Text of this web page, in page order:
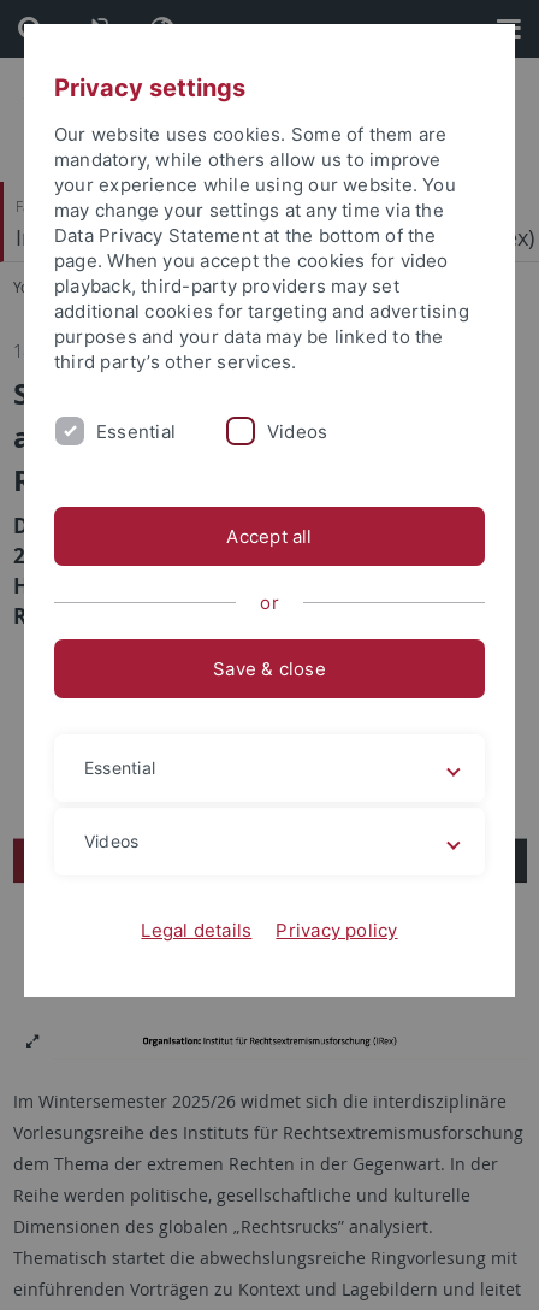
Skip
to
content
Skip
to
footer
Faculty of Economics and Social Sciences
Institute for Research on Far Right Extremism (IRex)
You are here: Home ... Research on Far Right Extremism
18.09.2025
Studium Generale: Extreme Rechte
auf dem Vormarsch – Analysen,
Reaktionen, Gegenwind
Die Vorlesungen finden im Wintersemester
2025/26 dienstags um 19 Uhr c.t. im Kupferbau,
Hörsaal 25 organisiert vom Institut für
Rechtsextremismusforschung (IRex) statt.
Im Wintersemester 2025/26 widmet sich die interdisziplinäre
Vorlesungsreihe des Instituts für Rechtsextremismusforschung
dem Thema der extremen Rechten in der Gegenwart. In der
Reihe werden politische, gesellschaftliche und kulturelle
Dimensionen des globalen „Rechtsrucks” analysiert.
Thematisch startet die abwechslungsreiche Ringvorlesung mit
einführenden Vorträgen zu Kontext und Lagebildern und leitet
Privacy settings
Our website uses cookies. Some of them are
mandatory, while others allow us to improve
your experience while using our website. You
may change your settings at any time via the
Data Privacy Statement at the bottom of the
page. When you accept the cookies for video
playback, third-party providers may set
additional cookies for targeting and advertising
purposes and your data may be linked to the
third party’s other services.
Essential Videos
Accept all
or
Save & close
Essential
Videos
Legal details Privacy policy